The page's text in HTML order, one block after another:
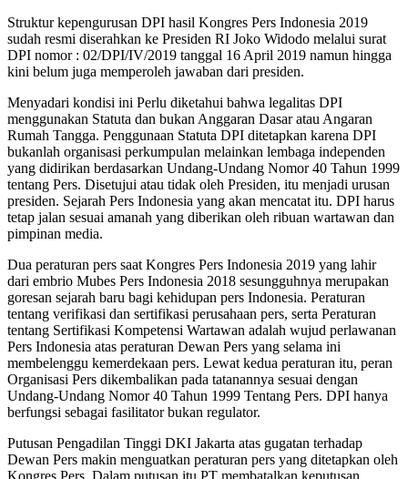
Struktur kepengurusan DPI hasil Kongres Pers Indonesia 2019
sudah resmi diserahkan ke Presiden RI Joko Widodo melalui surat
DPI nomor : 02/DPI/IV/2019 tanggal 16 April 2019 namun hingga
kini belum juga memperoleh jawaban dari presiden.
Menyadari kondisi ini Perlu diketahui bahwa legalitas DPI
menggunakan Statuta dan bukan Anggaran Dasar atau Angaran
Rumah Tangga. Penggunaan Statuta DPI ditetapkan karena DPI
bukanlah organisasi perkumpulan melainkan lembaga independen
yang didirikan berdasarkan Undang-Undang Nomor 40 Tahun 1999
tentang Pers. Disetujui atau tidak oleh Presiden, itu menjadi urusan
presiden. Sejarah Pers Indonesia yang akan mencatat itu. DPI harus
tetap jalan sesuai amanah yang diberikan oleh ribuan wartawan dan
pimpinan media.
Dua peraturan pers saat Kongres Pers Indonesia 2019 yang lahir
dari embrio Mubes Pers Indonesia 2018 sesungguhnya merupakan
goresan sejarah baru bagi kehidupan pers Indonesia. Peraturan
tentang verifikasi dan sertifikasi perusahaan pers, serta Peraturan
tentang Sertifikasi Kompetensi Wartawan adalah wujud perlawanan
Pers Indonesia atas peraturan Dewan Pers yang selama ini
membelenggu kemerdekaan pers. Lewat kedua peraturan itu, peran
Organisasi Pers dikembalikan pada tatanannya sesuai dengan
Undang-Undang Nomor 40 Tahun 1999 Tentang Pers. DPI hanya
berfungsi sebagai fasilitator bukan regulator.
Putusan Pengadilan Tinggi DKI Jakarta atas gugatan terhadap
Dewan Pers makin menguatkan peraturan pers yang ditetapkan oleh
Kongres Pers. Dalam putusan itu PT membatalkan keputusan